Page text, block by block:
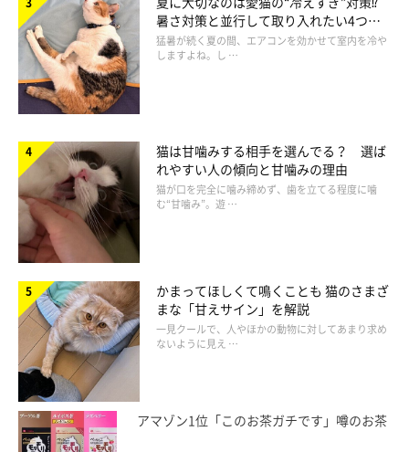
条虫などの寄生虫卵が肛門周囲に付着している
肛門の周囲に皮膚炎等がある
排便がうまくいかず、肛門周囲に便の一部が残っている
などの可能性があるでしょう。
暑さ対策と並行して取り入れたい4つの
工夫
猛暑が続く夏の間、エアコンを効かせて室内を冷や
しますよね。し …
猫は甘噛みする相手を選んでる？ 選ば
れやすい人の傾向と甘噛みの理由
猫が口を完全に噛み締めず、歯を立てる程度に噛
む“甘噛み”。遊 …
かまってほしくて鳴くことも 猫のさまざ
まな「甘えサイン」を解説
一見クールで、人やほかの動物に対してあまり求め
ないように見え …
アマゾン1位「このお茶ガチです」噂のお茶